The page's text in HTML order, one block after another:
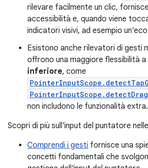
rilevare facilmente un clic,
accessibilità e, quando viene
indicatori visivi, ad esempio
Esistono anche rilevatori di gesti
offrono una maggiore flessibilità a
inferiore, come
non includono le funzionalità extra.
Scopri di più sull'input del puntatore
Comprendi i gesti fornisce una
concetti fondamentali che